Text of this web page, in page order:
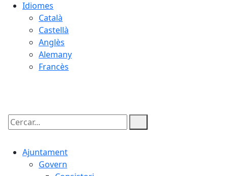
Idiomes
Català
Castellà
Anglès
Alemany
Francès
Cercar:
Ajuntament
Govern